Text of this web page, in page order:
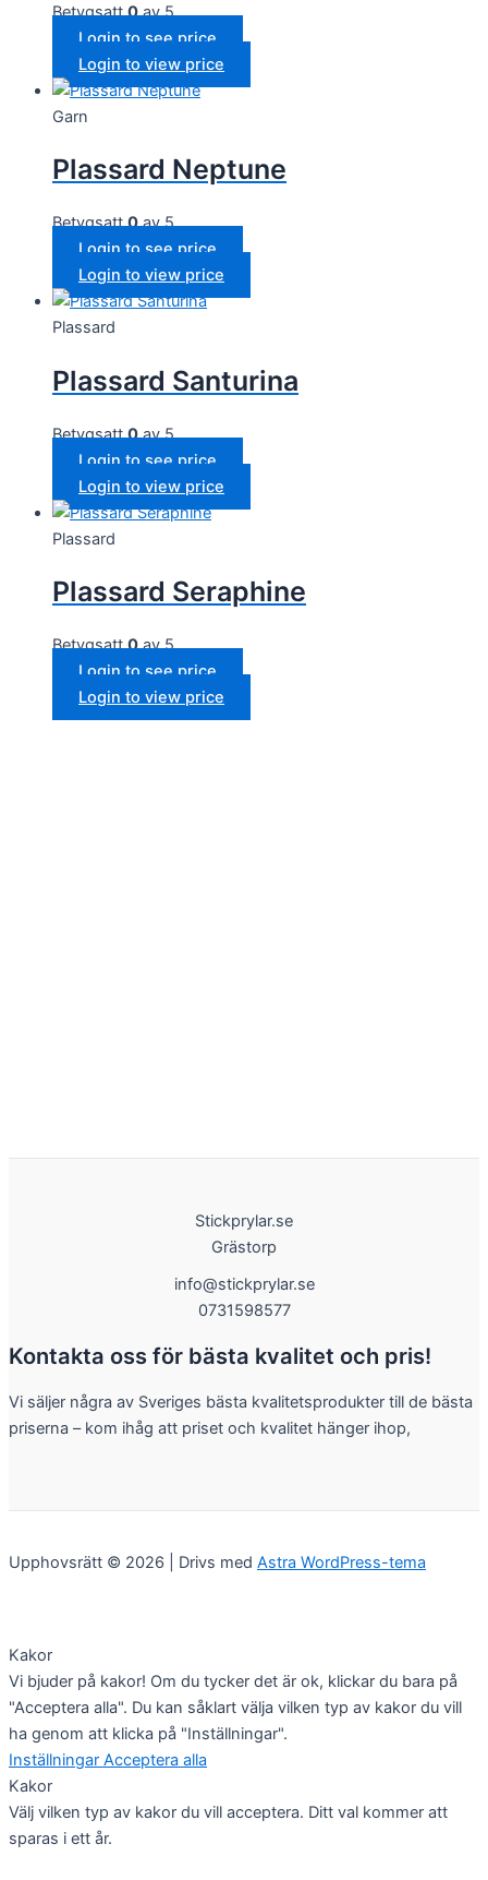
Betygsatt0av 5
Login to see price
Login to view price
Garn
Plassard Neptune
Betygsatt0av 5
Login to see price
Login to view price
Plassard
Plassard Santurina
Betygsatt0av 5
Login to see price
Login to view price
Plassard
Plassard Seraphine
Betygsatt0av 5
Login to see price
Login to view price
Stickprylar.se
Grästorp
info@stickprylar.se
0731598577
Kontakta oss för bästa kvalitet och pris!
Vi säljer några av Sveriges bästa kvalitetsprodukter till de bästa
priserna – kom ihåg att priset och kvalitet hänger ihop,
Upphovsrätt © 2026 | Drivs med Astra WordPress-tema
Kakor
Vi bjuder på kakor! Om du tycker det är ok, klickar du bara på
"Acceptera alla". Du kan såklart välja vilken typ av kakor du vill
ha genom att klicka på "Inställningar".
Inställningar Acceptera alla
Kakor
Välj vilken typ av kakor du vill acceptera. Ditt val kommer att
sparas i ett år.